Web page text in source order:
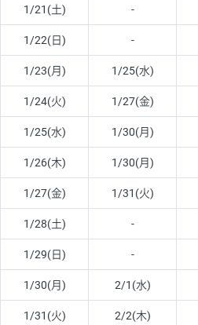
1/21(土) -
1/22(日) -
1/23(月) 1/25(水)
1/24(火) 1/27(金)
1/25(水) 1/30(月)
1/26(木) 1/30(月)
1/27(金) 1/31(火)
1/28(土) -
1/29(日) -
1/30(月) 2/1(水)
1/31(火) 2/2(木)